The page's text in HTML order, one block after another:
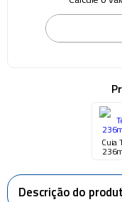
Cuia
Descrição do